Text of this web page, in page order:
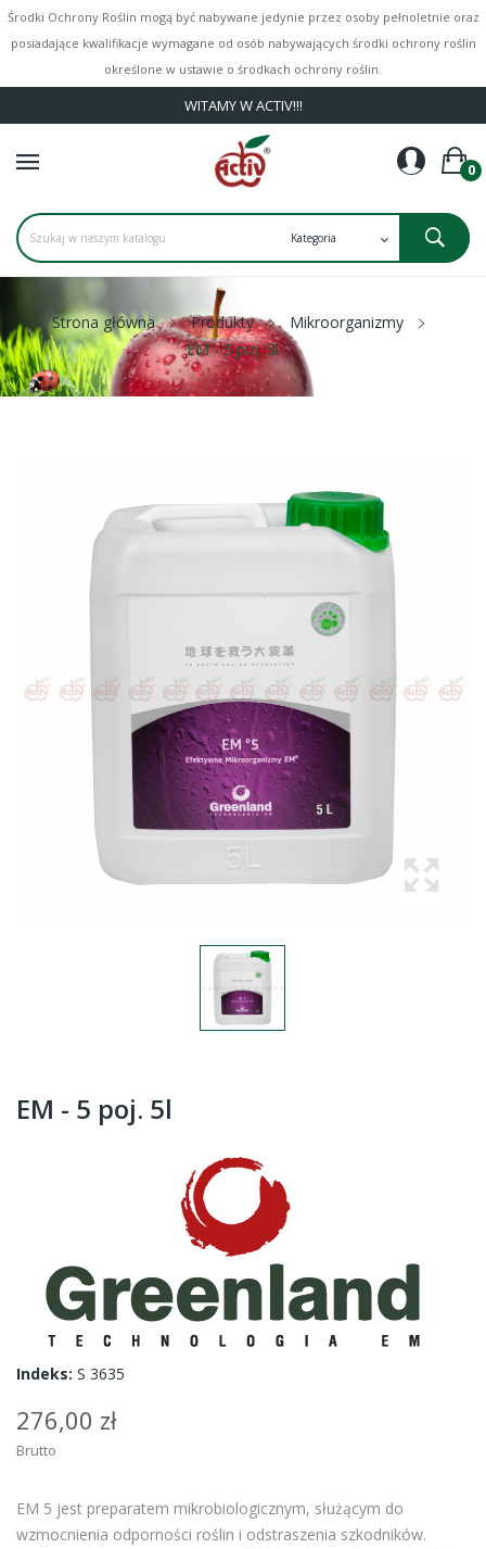
Środki Ochrony Roślin mogą być nabywane jedynie przez osoby pełnoletnie oraz
posiadające kwalifikacje wymagane od osób nabywających środki ochrony roślin
określone w ustawie o środkach ochrony roślin.
WITAMY W ACTIV!!!
0
Strona główna Produkty
Mikroorganizmy
EM - 5 poj. 5l
EM - 5 poj. 5l
Indeks: S 3635
276,00 zł
Brutto
EM 5 jest preparatem mikrobiologicznym, służącym do
wzmocnienia odporności roślin i odstraszenia szkodników.